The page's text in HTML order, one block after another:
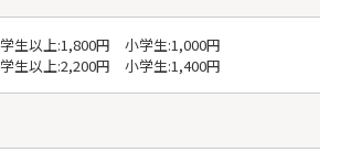
以上:1,800円 小学生:1,000円
生以上:2,200円 小学生:1,400円